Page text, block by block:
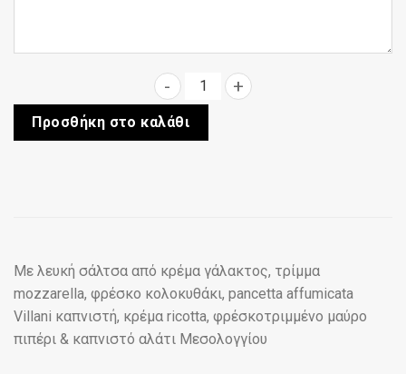
Pancetta - Ricotta ποσότητα
Προσθήκη στο καλάθι
Με λευκή σάλτσα από κρέμα γάλακτος, τρίμμα
mozzarella, φρέσκο κολοκυθάκι, pancetta affumicata
Villani καπνιστή, κρέμα ricotta, φρέσκοτριμμένο μαύρο
πιπέρι & καπνιστό αλάτι Μεσολογγίου